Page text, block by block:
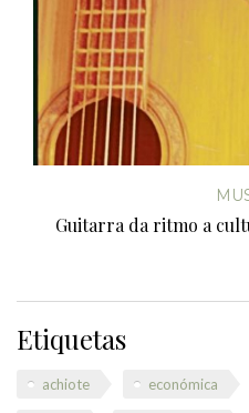
Guitarra da ritmo a
Etiquetas
achiote económica